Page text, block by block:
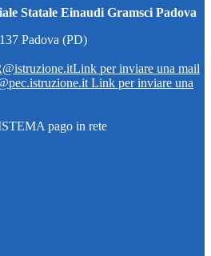
Statale Einaudi Gramsci Padova
Padova (PD)
Link per inviare una mail
Link per inviare una
pago in rete